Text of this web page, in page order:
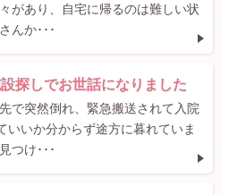
があり、自宅に帰るのは難しい状
んか･･･
探しでお世話になりました
突然倒れ、緊急搬送されて入院
いいか分からず途方に暮れていま
つけ･･･